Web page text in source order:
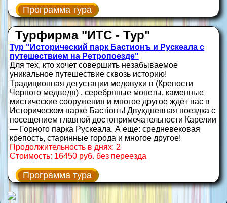
Программа тура
Турфирма "ИТС - Тур"
Тур "Исторический парк Бастионъ и Рускеала с
путешествием на Ретропоезде"
Для тех, кто хочет совершить незабываемое
уникальное путешествие сквозь историю!
Традиционная дегустации медовухи в (Крепости
Черного медведя) , серебряные монеты, каменные
мистические сооружения и многое другое ждёт вас в
Историческом парке Бастiонъ! Двухдневная поездка с
посещением главной достопримечательности Карелии
— Горного парка Рускеала. А еще: средневековая
крепость, старинные города и многое другое!
Продолжительность в днях: 2
Стоимость: 16450 руб. без переезда
Программа тура